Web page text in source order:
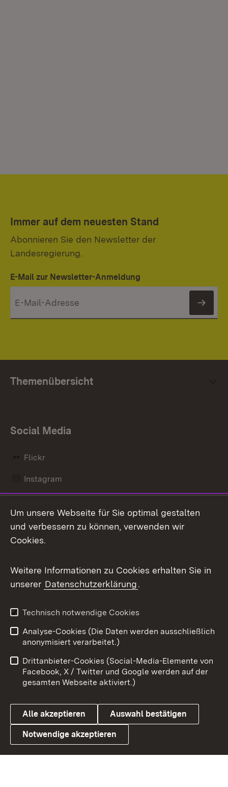
Immer auf dem neuesten Stand
Abonnieren Sie den Newsletter der
Landesregierung.
E-Mail zur Newsletter-Anmeldung
Themenübersicht
Social Media
Flickr
Instagram
Mastodon
Messenger
Social Wall
X / Twitter
Youtube
Link zum Landesportal
Benutzungshinweise
Barrierefreiheit
Datenschutz
Cookies
Um unsere Webseite für Sie optimal gestalten
und verbessern zu können, verwenden wir
Cookies.
Weitere Informationen zu Cookies erhalten Sie in
unserer Datenschutzerklärung.
Technisch notwendige Cookies
Analyse-Cookies (Die Daten werden ausschließlich
anonymisiert verarbeitet.)
Drittanbieter-Cookies (Social-Media-Elemente von
Facebook, X / Twitter und Google werden auf der
gesamten Webseite aktiviert.)
Alle akzeptieren Auswahl bestätigen
Notwendige akzeptieren